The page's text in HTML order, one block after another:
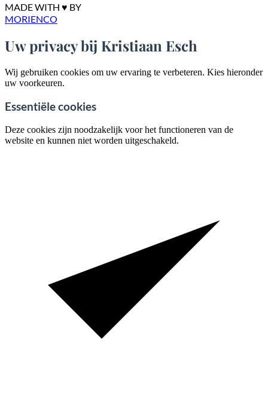
MADE WITH ♥ BY
MORIENCO
Uw privacy bij Kristiaan Esch
Wij gebruiken cookies om uw ervaring te verbeteren. Kies hieronder
uw voorkeuren.
Essentiële cookies
Deze cookies zijn noodzakelijk voor het functioneren van de
website en kunnen niet worden uitgeschakeld.